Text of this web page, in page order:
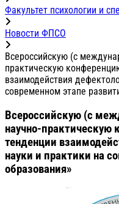
Факультет психологии и
Новости ФПСО
Всероссийскую (с
практическую
взаимодействия
современном этапе
Всероссийскую (с
научно-практическую
тенденции
науки и практики на
образования»